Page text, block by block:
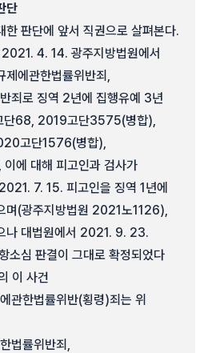
단
판단에 앞서 직권으로 살펴본다.
4. 14. 광주지방법원에서
제에관한법률위반죄,
죄로 징역 2년에 집행유예 3년
단68, 2019고단3575(병합),
고단1576(병합),
에 대해 피고인과 검사가
7. 15. 피고인을 징역 1년에
며(광주지방법원 2021노1126),
나 대법원에서 2021. 9. 23.
소심 판결이 그대로 확정되었다
이 사건
관한법률위반(횡령)죄는 위
법률위반죄,